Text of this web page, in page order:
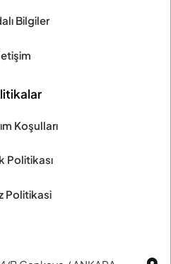
Bilgiler
Koşulları
Politikası
Politikasi